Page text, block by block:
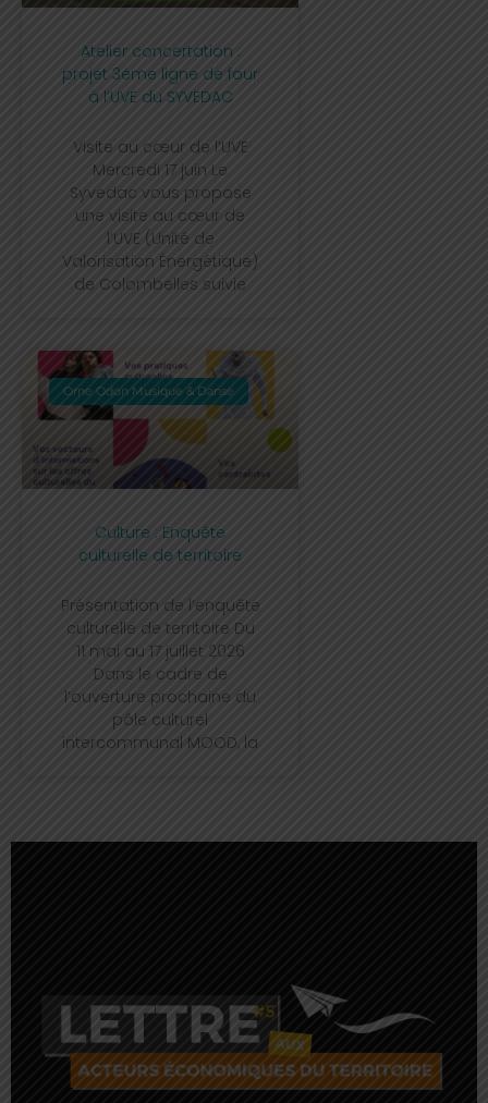
Atelier concertation :
projet 3ème ligne de four
à l’UVE du SYVEDAC
Visite au cœur de l’UVE
Mercredi 17 juin Le
Syvedac vous propose
une visite au cœur de
l’UVE (Unité de
Valorisation Énergétique)
de Colombelles suivie
Orne Odon Musique & Danse
Culture : Enquête
culturelle de territoire
Présentation de l’enquête
culturelle de territoire Du
11 mai au 17 juillet 2026
Dans le cadre de
l’ouverture prochaine du
pôle culturel
intercommunal MOOD, la